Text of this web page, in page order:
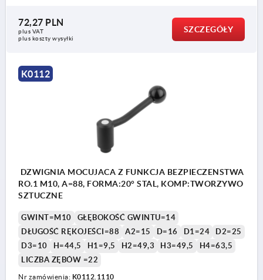
72,27 PLN
plus VAT
plus koszty wysyłki
SZCZEGÓŁY
K0112
DZWIGNIA MOCUJACA Z FUNKCJA BEZPIECZENSTWA
RO.1 M10, A=88, FORMA:20° STAL, KOMP:TWORZYWO
SZTUCZNE
GWINT=M10
GŁĘBOKOŚĆ GWINTU=14
DŁUGOŚĆ RĘKOJEŚCI=88
A2=15 D=16 D1=24
D2=25
D3=10
H=44,5 H1=9,5 H2=49,3 H3=49,5
H4=63,5
LICZBA ZĘBÓW =22
Nr zamówienia: K0112.1110